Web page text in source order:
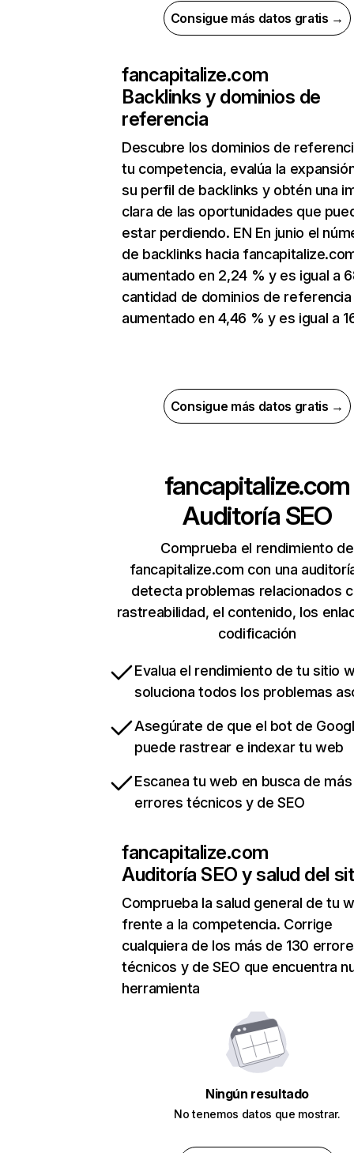
Consigue más datos gratis →
fancapitalize.com
Backlinks y dominios de
referencia
Descubre los dominios de
tu competencia, evalúa la
su perfil de backlinks y obtén una
clara de las oportunidades que
estar perdiendo. EN En junio el
de backlinks hacia
aumentado en 2,24 % y es igual a
cantidad de dominios de referencia
aumentado en 4,46 % y es igual a
Consigue más datos gratis →
fancapitalize.com
Auditoría SEO
Comprueba el rendimiento de
fancapitalize.com con una
detecta problemas relacionados
rastreabilidad, el contenido, los
codificación
Evalua el rendimiento de tu sitio
soluciona todos los problemas
Asegúrate de que el bot de
puede rastrear e indexar tu web
Escanea tu web en busca de
errores técnicos y de SEO
fancapitalize.com
Auditoría SEO y salud del
Comprueba la salud general de tu
frente a la competencia. Corrige
cualquiera de los más de 130
técnicos y de SEO que encuentra
herramienta
Ningún resultado
No tenemos datos que mostrar.